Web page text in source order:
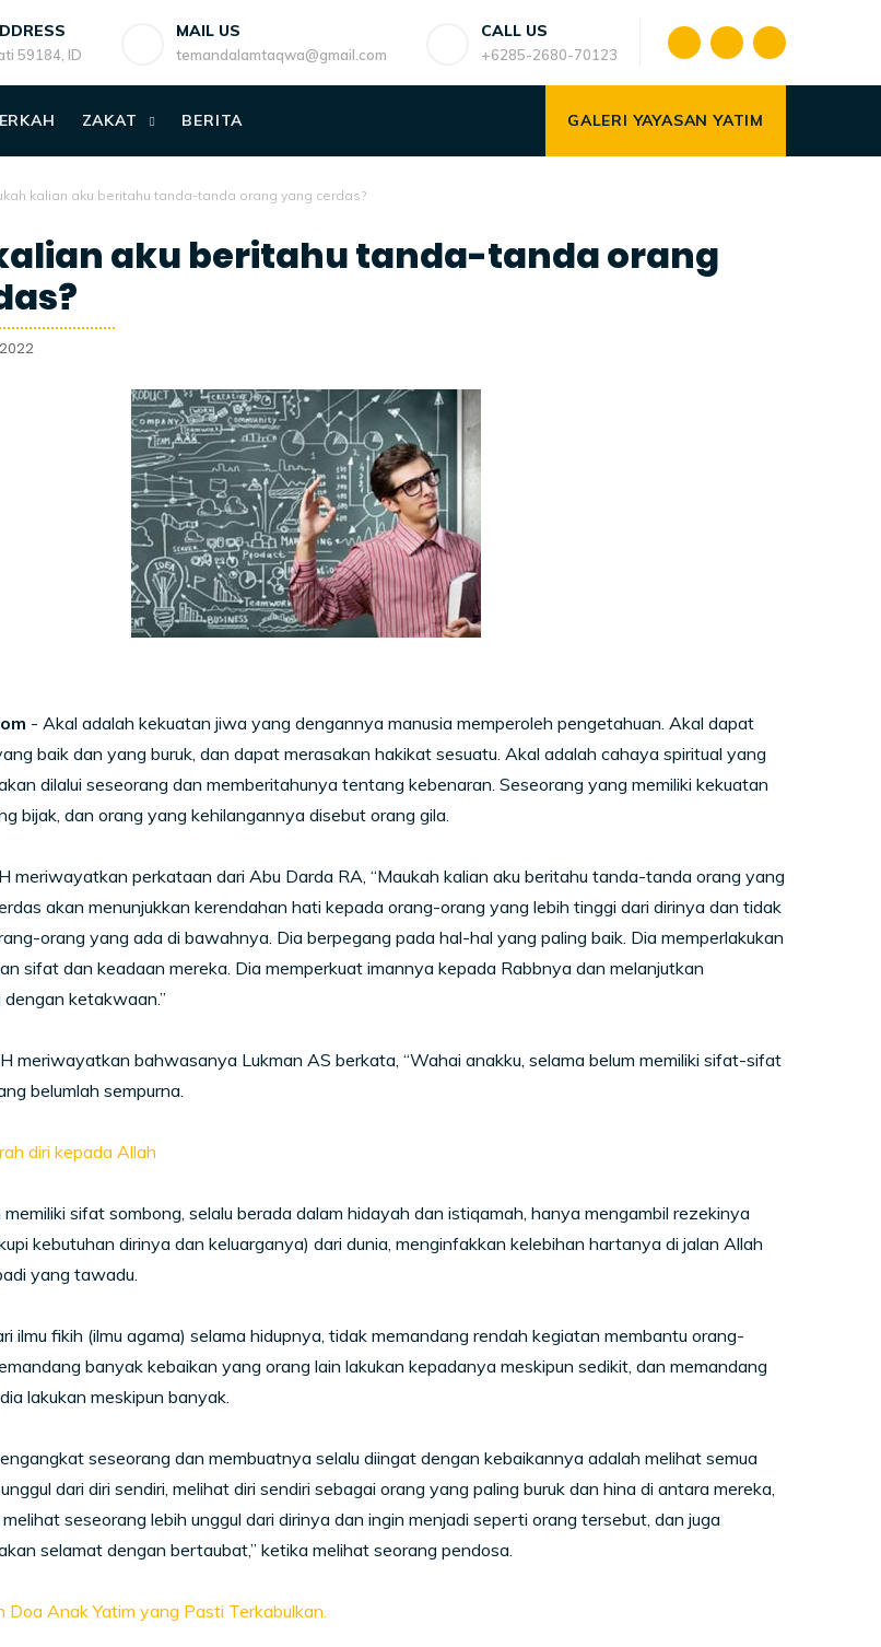
59184, ID
MAIL US
temandalamtaqwa@gmail.com
CALL US
+6285-2680-70123
ZAKAT BERITA GALERI YAYASAN YATIM
kalian aku beritahu tanda-tanda orang yang cerdas?
aku beritahu tanda-tanda orang
- Akal adalah kekuatan jiwa yang dengannya manusia memperoleh pengetahuan. Akal dapat
baik dan yang buruk, dan dapat merasakan hakikat sesuatu. Akal adalah cahaya spiritual yang
dilalui seseorang dan memberitahunya tentang kebenaran. Seseorang yang memiliki kekuatan
bijak, dan orang yang kehilangannya disebut orang gila.
meriwayatkan perkataan dari Abu Darda RA, “Maukah kalian aku beritahu tanda-tanda orang yang
akan menunjukkan kerendahan hati kepada orang-orang yang lebih tinggi dari dirinya dan tidak
orang yang ada di bawahnya. Dia berpegang pada hal-hal yang paling baik. Dia memperlakukan
sifat dan keadaan mereka. Dia memperkuat imannya kepada Rabbnya dan melanjutkan
ketakwaan.”
meriwayatkan bahwasanya Lukman AS berkata, “Wahai anakku, selama belum memiliki sifat-sifat
belumlah sempurna.
diri kepada Allah
sifat sombong, selalu berada dalam hidayah dan istiqamah, hanya mengambil rezekinya
kebutuhan dirinya dan keluarganya) dari dunia, menginfakkan kelebihan hartanya di jalan Allah
yang tawadu.
ilmu fikih (ilmu agama) selama hidupnya, tidak memandang rendah kegiatan membantu orang-
banyak kebaikan yang orang lain lakukan kepadanya meskipun sedikit, dan memandang
lakukan meskipun banyak.
seseorang dan membuatnya selalu diingat dengan kebaikannya adalah melihat semua
dari diri sendiri, melihat diri sendiri sebagai orang yang paling buruk dan hina di antara mereka,
seseorang lebih unggul dari dirinya dan ingin menjadi seperti orang tersebut, dan juga
selamat dengan bertaubat,” ketika melihat seorang pendosa.
Doa Anak Yatim yang Pasti Terkabulkan.